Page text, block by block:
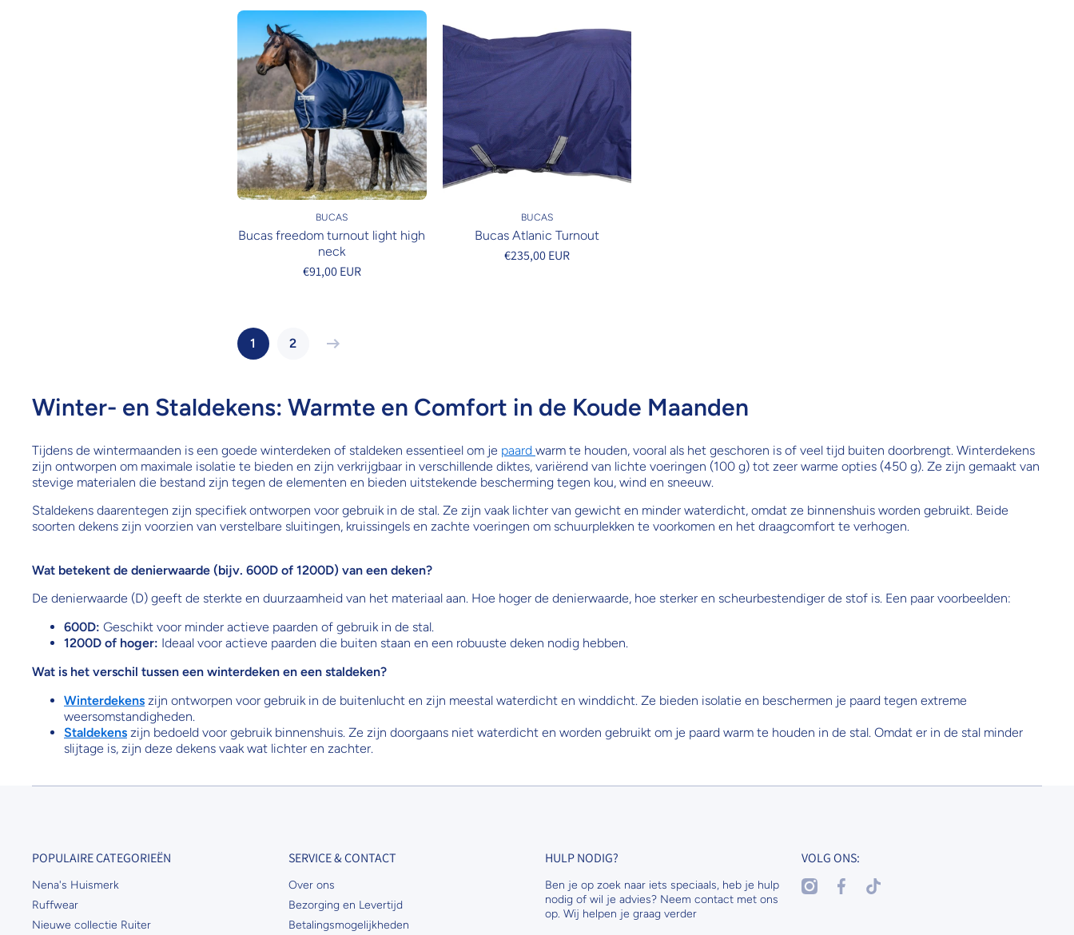
BUCAS
Bucas freedom turnout light high
neck
€91,00 EUR
BUCAS
Bucas Atlanic Turnout
€235,00 EUR
1 2
Winter- en Staldekens: Warmte en Comfort in de Koude Maanden
Tijdens de wintermaanden is een goede winterdeken of staldeken essentieel om je paard warm te houden, vooral als het geschoren is of veel tijd buiten doorbrengt. Winterdekens
zijn ontworpen om maximale isolatie te bieden en zijn verkrijgbaar in verschillende diktes, variërend van lichte voeringen (100 g) tot zeer warme opties (450 g). Ze zijn gemaakt van
stevige materialen die bestand zijn tegen de elementen en bieden uitstekende bescherming tegen kou, wind en sneeuw.
Staldekens daarentegen zijn specifiek ontworpen voor gebruik in de stal. Ze zijn vaak lichter van gewicht en minder waterdicht, omdat ze binnenshuis worden gebruikt. Beide
soorten dekens zijn voorzien van verstelbare sluitingen, kruissingels en zachte voeringen om schuurplekken te voorkomen en het draagcomfort te verhogen.
Wat betekent de denierwaarde (bijv. 600D of 1200D) van een deken?
De denierwaarde (D) geeft de sterkte en duurzaamheid van het materiaal aan. Hoe hoger de denierwaarde, hoe sterker en scheurbestendiger de stof is. Een paar voorbeelden:
600D: Geschikt voor minder actieve paarden of gebruik in de stal.
1200D of hoger: Ideaal voor actieve paarden die buiten staan en een robuuste deken nodig hebben.
Wat is het verschil tussen een winterdeken en een staldeken?
Winterdekens zijn ontworpen voor gebruik in de buitenlucht en zijn meestal waterdicht en winddicht. Ze bieden isolatie en beschermen je paard tegen extreme
weersomstandigheden.
Staldekens zijn bedoeld voor gebruik binnenshuis. Ze zijn doorgaans niet waterdicht en worden gebruikt om je paard warm te houden in de stal. Omdat er in de stal minder
slijtage is, zijn deze dekens vaak wat lichter en zachter.
POPULAIRE CATEGORIEËN
Nena's Huismerk
Ruffwear
Nieuwe collectie Ruiter
SERVICE & CONTACT
Over ons
Bezorging en Levertijd
Betalingsmogelijkheden
HULP NODIG?
Ben je op zoek naar iets speciaals, heb je hulp
nodig of wil je advies? Neem contact met ons
op. Wij helpen je graag verder
VOLG ONS:
instagramcom/nenaspetsandhorses
facebookcom/nenasdogscats
tiktokcom/@nenaspetsnl